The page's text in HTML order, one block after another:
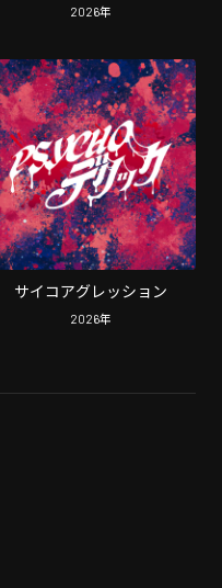
2026年
サイコアグレッション
2026年